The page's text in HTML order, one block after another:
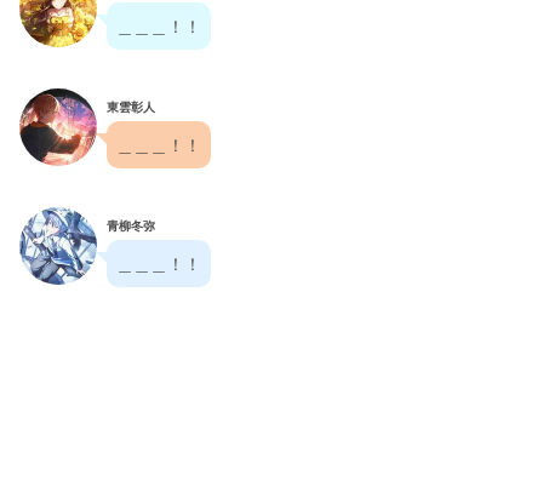
＿＿＿！！
東雲彰人
＿＿＿！！
青柳冬弥
＿＿＿！！